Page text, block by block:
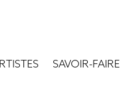
SAVOIR-FAIRE